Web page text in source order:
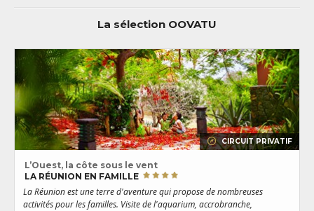
La sélection OOVATU
CIRCUIT PRIVATIF
L’Ouest, la côte sous le vent
LA RÉUNION EN FAMILLE
La Réunion est une terre d'aventure qui propose de nombreuses
activités pour les familles. Visite de l'aquarium, accrobranche,